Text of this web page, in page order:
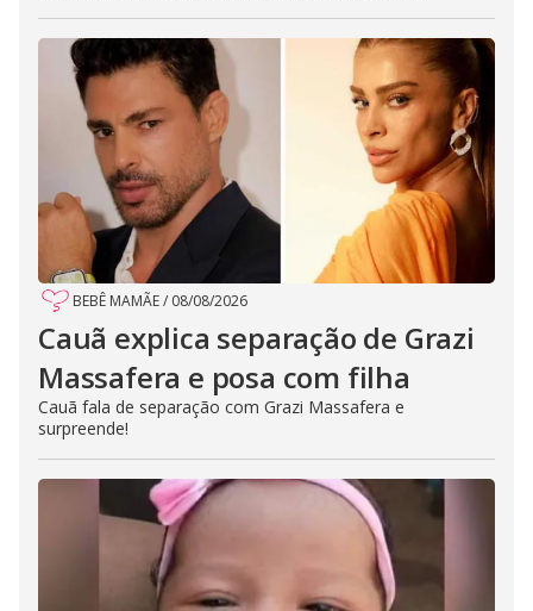
BEBÊ MAMÃE/ 08/08/2026
Cauã explica separação de Grazi
Massafera e posa com filha
Cauã fala de separação com Grazi Massafera e
surpreende!